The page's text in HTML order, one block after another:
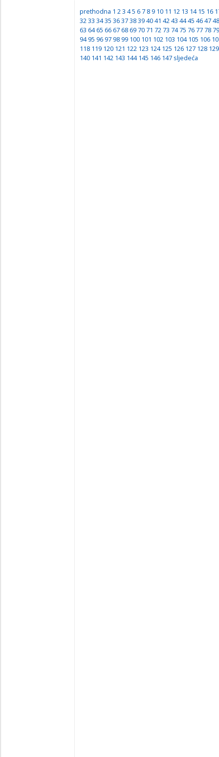
prethodna 1 23 45 6 7 8 9 10 11 12 13 14 15 16
3233 3435 363738394041 4243 4445 464748
63 64 65 66 67 68 69 70 71 72 73 74 75 76 77 78 79
94 95 96 97 98 99 100 101 102 103 104 105 106
118 119 120 121 122 123 124 125 126 127 128 129
140 141 142 143 144 145 146 147 sljedeća